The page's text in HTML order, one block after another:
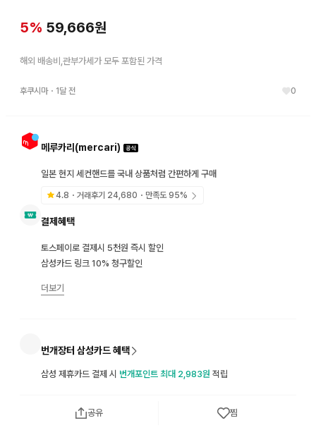
5% 59,666원
해외 배송비,관부가세가 모두 포함된 가격
후쿠시마・ 1달 전 0
메루카리(mercari)
일본 현지 세컨핸드를 국내 상품처럼 간편하게 구매
4.8 ・거래후기 24,680 ・만족도95%
결제혜택
토스페이로 결제시 5천원 즉시 할인
삼성카드 링크 10% 청구할인
더보기
번개장터 삼성카드 혜택
삼성 제휴카드 결제 시 번개포인트 최대 2,983원 적립
공유 찜